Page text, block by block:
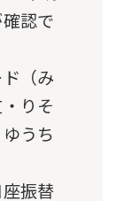
認で
（み
りそ
うち
振替